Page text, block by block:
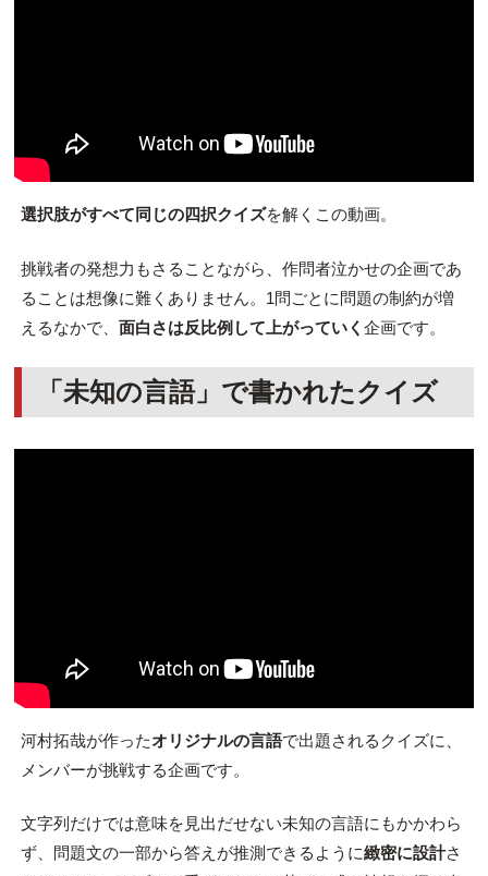
選択肢がすべて同じの四択クイズを解くこの動画。
挑戦者の発想力もさることながら、作問者泣かせの企画であ
ることは想像に難くありません。1問ごとに問題の制約が増
えるなかで、 面白さは反比例して上がっていく 企画です。
「未知の言語」で書かれたクイズ
河村拓哉が作ったオリジナルの言語で出題されるクイズに、
メンバーが挑戦する企画です。
文字列だけでは意味を見出だせない未知の言語にもかかわら
ず、問題文の一部から答えが推測できるように緻密に設計さ